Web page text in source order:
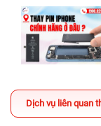
Dịch vụ liên quan